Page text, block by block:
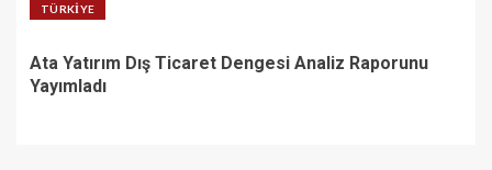
TÜRKIYE
Ata Yatırım Dış Ticaret Dengesi Analiz Raporunu
Yayımladı